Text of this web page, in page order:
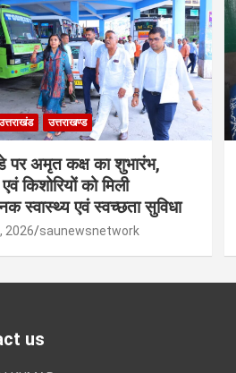
उत्तराखण्ड
अमृत कक्ष का शुभारंभ,
किशोरियों को मिली
स्वास्थ्य एवं स्वच्छता सुविधा
2026 saunewsnetwork
us